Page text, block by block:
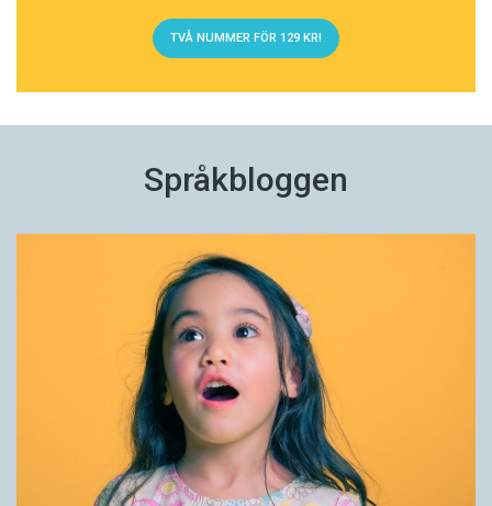
TVÅ NUMMER FÖR 129 KR!
Språkbloggen